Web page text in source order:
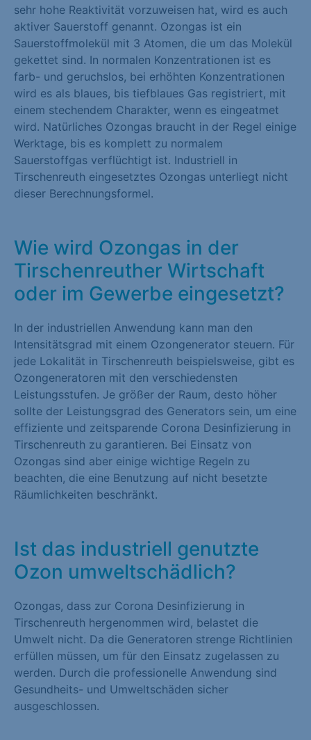
sehr hohe Reaktivität vorzuweisen hat, wird es auch
aktiver Sauerstoff genannt. Ozongas ist ein
Sauerstoffmolekül mit 3 Atomen, die um das Molekül
gekettet sind. In normalen Konzentrationen ist es
farb- und geruchslos, bei erhöhten Konzentrationen
wird es als blaues, bis tiefblaues Gas registriert, mit
einem stechendem Charakter, wenn es eingeatmet
wird. Natürliches Ozongas braucht in der Regel einige
Werktage, bis es komplett zu normalem
Sauerstoffgas verflüchtigt ist. Industriell in
Tirschenreuth eingesetztes Ozongas unterliegt nicht
dieser Berechnungsformel.
Wie wird Ozongas in der
Tirschenreuther Wirtschaft
oder im Gewerbe eingesetzt?
In der industriellen Anwendung kann man den
Intensitätsgrad mit einem Ozongenerator steuern. Für
jede Lokalität in Tirschenreuth beispielsweise, gibt es
Ozongeneratoren mit den verschiedensten
Leistungsstufen. Je größer der Raum, desto höher
sollte der Leistungsgrad des Generators sein, um eine
effiziente und zeitsparende Corona Desinfizierung in
Tirschenreuth zu garantieren. Bei Einsatz von
Ozongas sind aber einige wichtige Regeln zu
beachten, die eine Benutzung auf nicht besetzte
Räumlichkeiten beschränkt.
Ist das industriell genutzte
Ozon umweltschädlich?
Ozongas, dass zur Corona Desinfizierung in
Tirschenreuth hergenommen wird, belastet die
Umwelt nicht. Da die Generatoren strenge Richtlinien
erfüllen müssen, um für den Einsatz zugelassen zu
werden. Durch die professionelle Anwendung sind
Gesundheits- und Umweltschäden sicher
ausgeschlossen.